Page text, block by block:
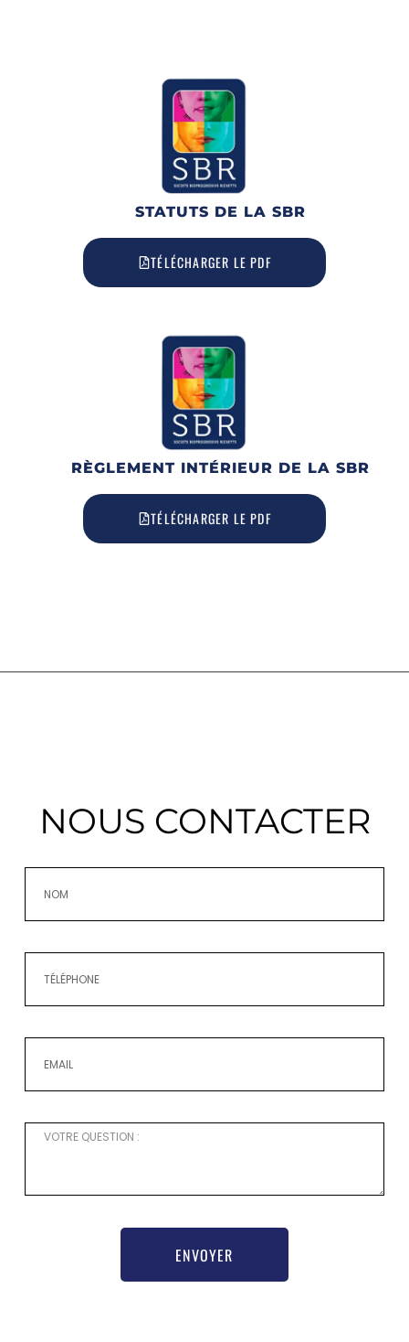
STATUTS DE LA SBR
TÉLÉCHARGER LE PDF
RÈGLEMENT INTÉRIEUR DE LA SBR
TÉLÉCHARGER LE PDF
NOUS CONTACTER
ENVOYER